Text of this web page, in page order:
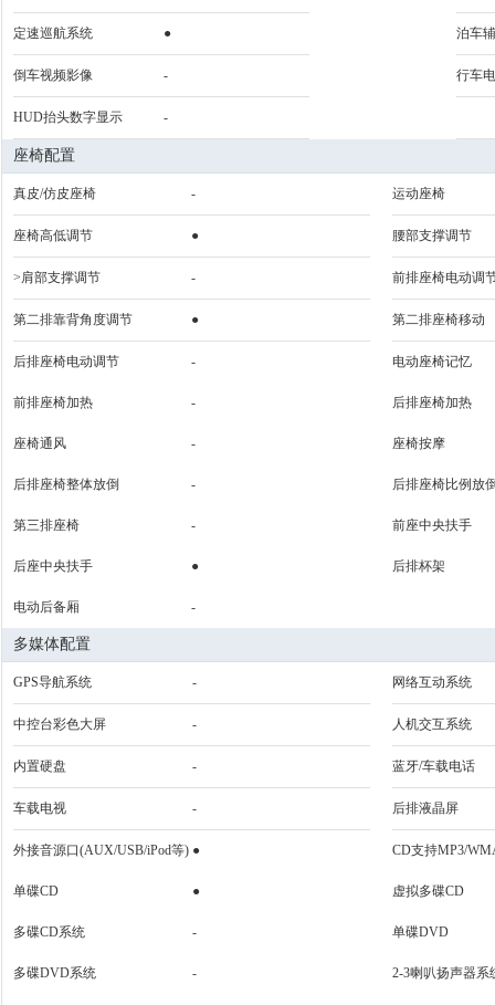
定速巡航系统 ● 泊车
倒车视频影像 - 行车
HUD抬头数字显示 -
座椅配置
真皮/仿皮座椅 - 运动座椅
座椅高低调节 ● 腰部支撑调节
>肩部支撑调节 - 前排座椅电动调
第二排靠背角度调节 ● 第二排座椅移动
后排座椅电动调节 - 电动座椅记忆
前排座椅加热 - 后排座椅加热
座椅通风 - 座椅按摩
后排座椅整体放倒 - 后排座椅比例放
第三排座椅 - 前座中央扶手
后座中央扶手 ● 后排杯架
电动后备厢 -
多媒体配置
GPS导航系统 - 网络互动系统
中控台彩色大屏 - 人机交互系统
内置硬盘 - 蓝牙/车载电话
车载电视 - 后排液晶屏
外接音源口(AUX/USB/iPod等) ● CD支持MP3/
单碟CD ● 虚拟多碟CD
多碟CD系统 - 单碟DVD
多碟DVD系统 - 2-3喇叭扬声器系